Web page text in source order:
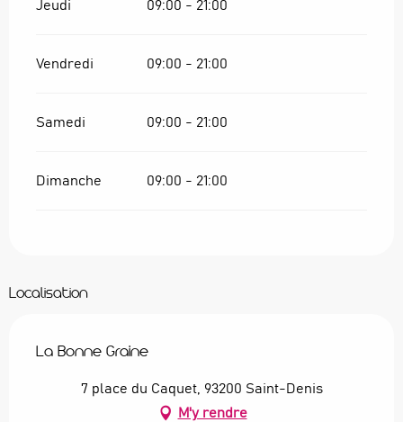
Jeudi 09:00 - 21:00
Vendredi 09:00 - 21:00
Samedi 09:00 - 21:00
Dimanche 09:00 - 21:00
Localisation
La Bonne Graine
7 place du Caquet, 93200 Saint-Denis
M'y rendre